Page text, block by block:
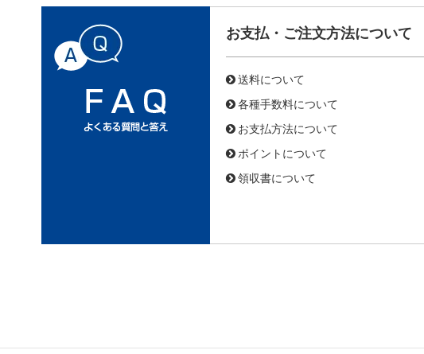
お支払・ご注文方法について
送料について
各種手数料について
お支払方法について
ポイントについて
領収書について